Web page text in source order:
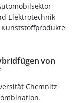
Elektrotechnik
von
Chemnitz